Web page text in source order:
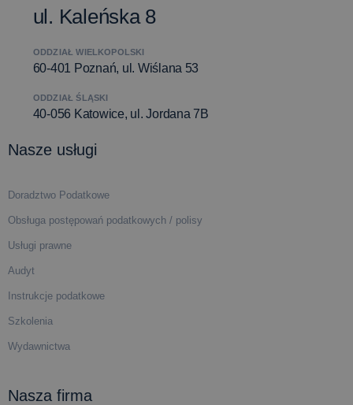
ul. Kaleńska 8
ODDZIAŁ WIELKOPOLSKI
60-401 Poznań, ul. Wiślana 53
ODDZIAŁ ŚLĄSKI
40-056 Katowice, ul. Jordana 7B
Nasze usługi
Doradztwo Podatkowe
Obsługa postępowań podatkowych / polisy
Usługi prawne
Audyt
Instrukcje podatkowe
Szkolenia
Wydawnictwa
Nasza firma